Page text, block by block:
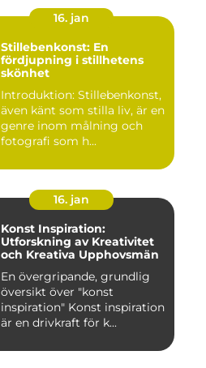
16. jan
Stillebenkonst: En
fördjupning i stillhetens
skönhet
Introduktion: Stillebenkonst,
även känt som stilla liv, är en
genre inom målning och
fotografi som h...
16. jan
Konst Inspiration:
Utforskning av Kreativitet
och Kreativa Upphovsmän
En övergripande, grundlig
översikt över "konst
inspiration" Konst inspiration
är en drivkraft för k...